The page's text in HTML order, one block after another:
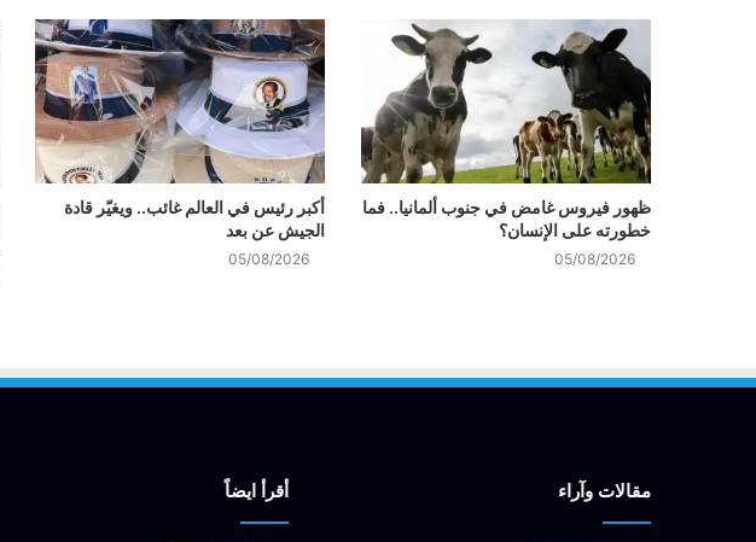
ظهور فيروس غامض في جنوب ألمانيا.. فما
خطورته على الإنسان؟
05/08/2026
أكبر رئيس في العالم غائب.. ويغيّر قادة
الجيش عن بعد
05/08/2026
مقالات وآراء أقرأ ايضاً